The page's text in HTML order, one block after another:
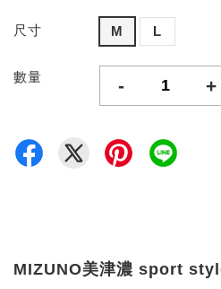
尺寸 M L
數量 - +
MIZUNO美津濃 sport